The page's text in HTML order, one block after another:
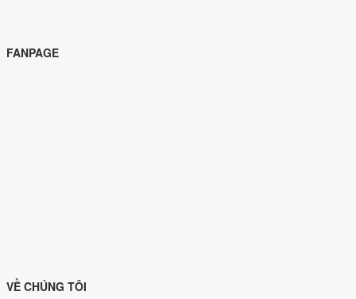
FANPAGE
VỀ CHÚNG TÔI